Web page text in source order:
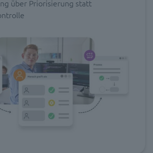
über Priorisierung statt